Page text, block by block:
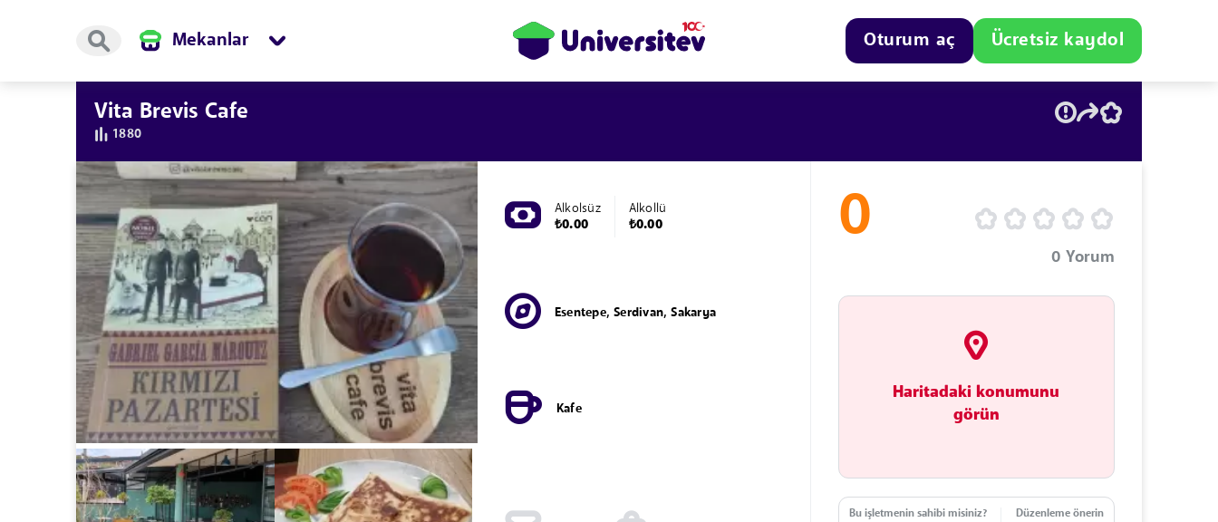
Mekanlar Oturum aç Ücretsiz kaydol
Vita Brevis Cafe
1880
Alkolsüz
₺0.00
Alkollü
₺0.00
Esentepe, Serdivan, Sakarya
Kafe
0
0 Yorum
Haritadaki konumunu
görün
Bu işletmenin sahibi misiniz? Düzenleme önerin